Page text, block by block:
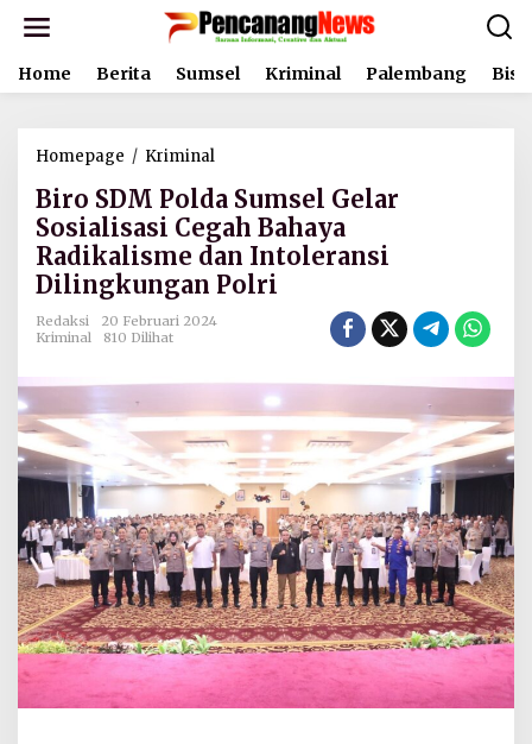
t
Home Berita Sumsel Kriminal Palembang
Homepage / Kriminal
r
o
S
D
M
o
S
u
m
e
l
G
e
l
a
r
S
s
i
Biro SDM Polda Sumsel Gelar
Sosialisasi Cegah Bahaya
Radikalisme dan Intoleransi
Dilingkungan Polri
Redaksi
20 Februari 2024
Kriminal
810 Dilihat